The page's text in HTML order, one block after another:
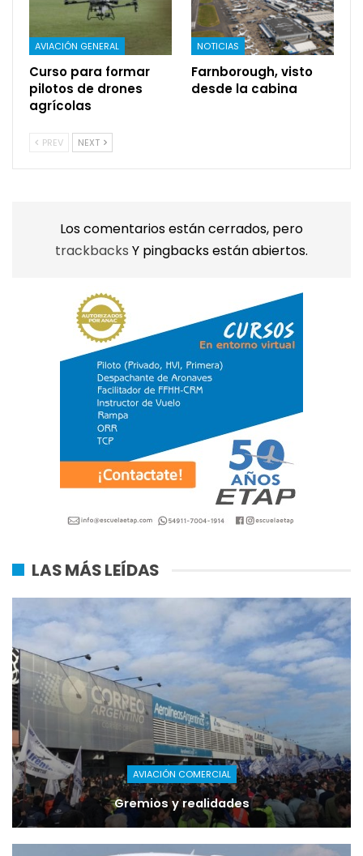
AVIACIÓN GENERAL
Curso para formar
pilotos de drones
agrícolas
NOTICIAS
Farnborough, visto
desde la cabina
PREV NEXT
Los comentarios están cerrados, pero
trackbacks Y pingbacks están abiertos.
LAS MÁS LEÍDAS
AVIACIÓN COMERCIAL
Gremios y realidades